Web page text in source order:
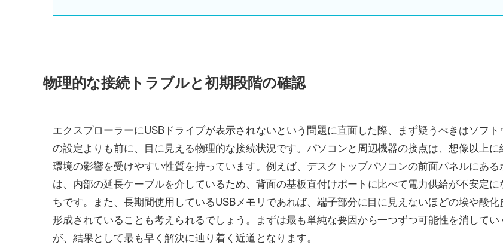
物理的な接続トラブルと初期段階の確認
エクスプローラーにUSBドライブが表示されないという問題に直面した際、まず疑うべきはソフト
の設定よりも前に、目に見える物理的な接続状況です。パソコンと周辺機器の接点は、想像以上に
環境の影響を受けやすい性質を持っています。例えば、デスクトップパソコンの前面パネルにある
は、内部の延長ケーブルを介しているため、背面の基板直付けポートに比べて電力供給が不安定に
ちです。また、長期間使用しているUSBメモリであれば、端子部分に目に見えないほどの埃や酸化
形成されていることも考えられるでしょう。まずは最も単純な要因から一つずつ可能性を消してい
が、結果として最も早く解決に辿り着く近道となります。